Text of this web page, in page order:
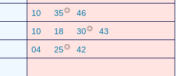
10 35◎
46
10 18 30◎
43
04 25◎
42